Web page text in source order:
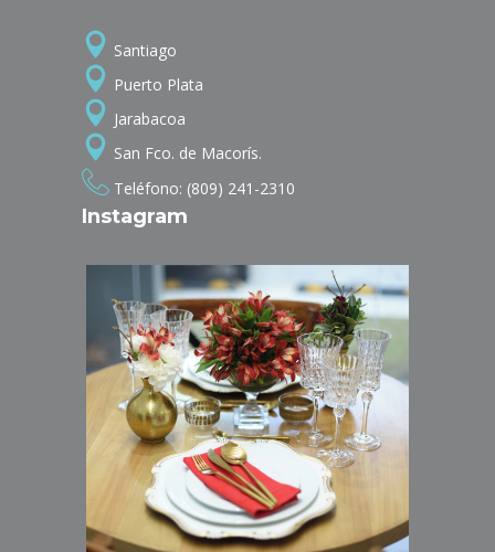
Santiago
Puerto Plata
Jarabacoa
San Fco. de Macorís.
Teléfono: (809) 241-2310
Instagram